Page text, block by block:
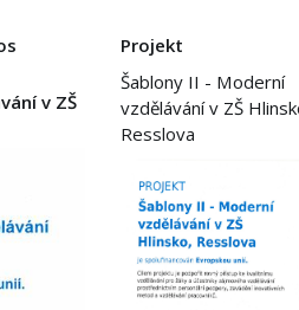
v ZŠ
Projekt
Šablony II - Moderní
vzdělávání v ZŠ
Resslova